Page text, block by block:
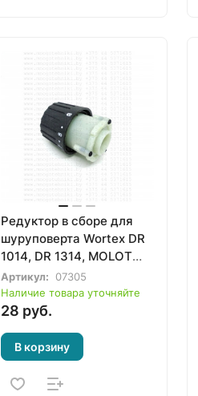
Редуктор в сборе для
шуруповерта Wortex DR
1014, DR 1314, MOLOT
MDR 1013
Артикул:
07305
Наличие товара уточняйте
28 руб.
В корзину